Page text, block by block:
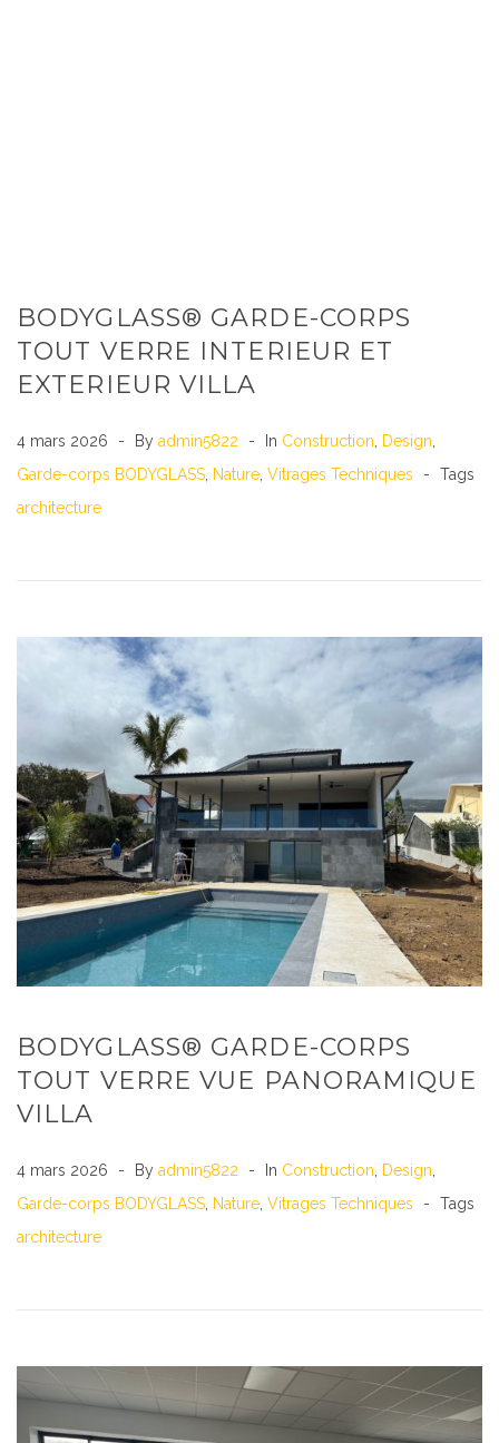
BODYGLASS® GARDE-CORPS
TOUT VERRE INTERIEUR ET
EXTERIEUR VILLA
4 mars 2026 By admin5822 In Construction Design
Garde-corps BODYGLASS Nature Vitrages Techniques
Tags
architecture
BODYGLASS® GARDE-CORPS
TOUT VERRE VUE PANORAMIQUE
VILLA
4 mars 2026 By admin5822 In Construction Design
Garde-corps BODYGLASS Nature Vitrages Techniques
Tags
architecture